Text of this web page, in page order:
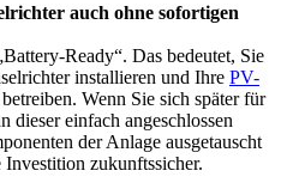
auch ohne sofortigen
Ready“. Das bedeutet, Sie
installieren und Ihre PV-
Wenn Sie sich später für
dieser einfach angeschlossen
der Anlage ausgetauscht
zukunftssicher.